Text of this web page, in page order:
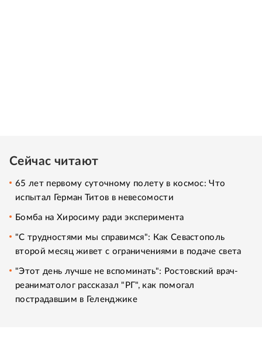
Сейчас читают
65 лет первому суточному полету в космос: Что
испытал Герман Титов в невесомости
Бомба на Хиросиму ради эксперимента
"С трудностями мы справимся": Как Севастополь
второй месяц живет с ограничениями в подаче света
"Этот день лучше не вспоминать": Ростовский врач-
реаниматолог рассказал "РГ", как помогал
пострадавшим в Геленджике